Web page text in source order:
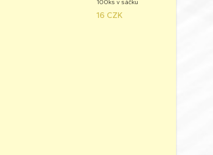
100ks v sáčku
16 CZK